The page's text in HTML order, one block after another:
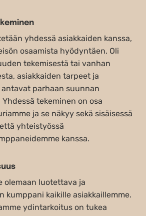
yhdessä asiakkaiden kanssa,
osaamista hyödyntäen. Oli
tekemisestä tai vanhan
asiakkaiden tarpeet ja
antavat parhaan suunnan
tekeminen on osa
ja se näkyy sekä sisäisessä
yhteistyössä
kanssa.
olemaan luotettava ja
kumppani kaikille asiakkaillemme.
ydintarkoitus on tukea